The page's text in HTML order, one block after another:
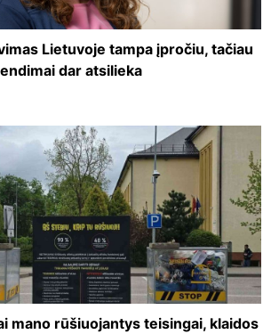
Lietuvoje tampa įpročiu, tačiau
dar atsilieka
mano rūšiuojantys teisingai, klaidos